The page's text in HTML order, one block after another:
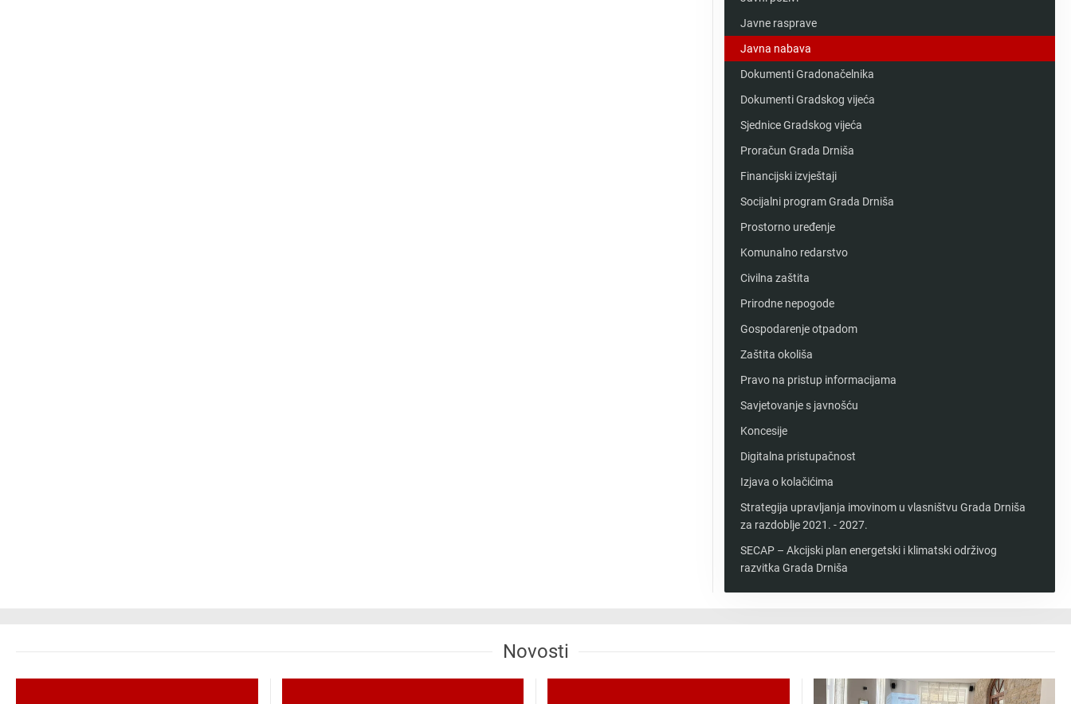
Javne rasprave
Javna nabava
Dokumenti Gradonačelnika
Dokumenti Gradskog vijeća
Sjednice Gradskog vijeća
Proračun Grada Drniša
Financijski izvještaji
Socijalni program Grada Drniša
Prostorno uređenje
Komunalno redarstvo
Civilna zaštita
Prirodne nepogode
Gospodarenje otpadom
Zaštita okoliša
Pravo na pristup informacijama
Savjetovanje s javnošću
Koncesije
Digitalna pristupačnost
Izjava o kolačićima
Strategija upravljanja imovinom u vlasništvu Grada Drniša
za razdoblje 2021. - 2027.
SECAP – Akcijski plan energetski i klimatski održivog
razvitka Grada Drniša
Novosti